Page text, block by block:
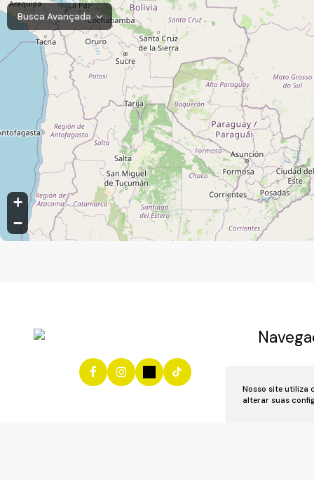
Nosso site utiliza
alterar suas
Vila Mafalda, Jundiaí, São Paulo, Brasil
+
−
Busca Avançada
Anuncie